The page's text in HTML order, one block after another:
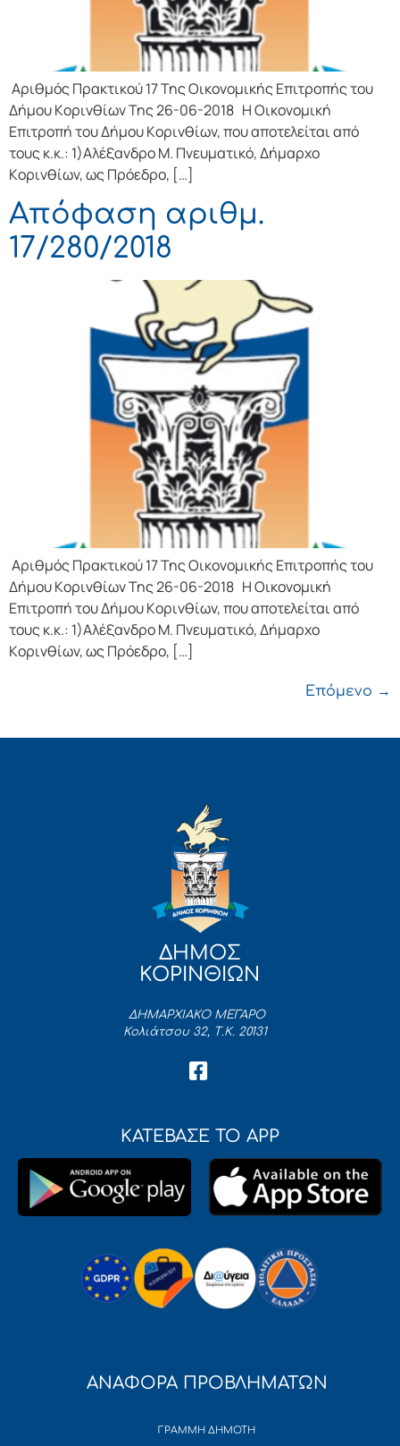
Αριθμός Πρακτικού 17 Της Οικονομικής Επιτρoπής τoυ
Δήμoυ Κoριvθίωv Της 26-06-2018 Η Οικονομική
Επιτρoπή τoυ Δήμoυ Κoριvθίωv, πoυ απoτελείται από
τoυς κ.κ.: 1)Αλέξανδρο Μ. Πνευματικό, Δήμαρχo
Κoριvθίωv, ως Πρόεδρo, […]
Απόφαση αριθμ.
17/280/2018
Αριθμός Πρακτικού 17 Της Οικονομικής Επιτρoπής τoυ
Δήμoυ Κoριvθίωv Της 26-06-2018 Η Οικονομική
Επιτρoπή τoυ Δήμoυ Κoριvθίωv, πoυ απoτελείται από
τoυς κ.κ.: 1)Αλέξανδρο Μ. Πνευματικό, Δήμαρχo
Κoριvθίωv, ως Πρόεδρo, […]
Επόμενο →
ΔΗΜΟΣ
ΚΟΡΙΝΘΙΩΝ
ΔΗΜΑΡΧΙΑΚΟ ΜΕΓΑΡΟ
Κολιάτσου 32, Τ.Κ. 20131
ΚΑΤΕΒΑΣΕ ΤΟ APP
ΑΝΑΦΟΡΑ ΠΡΟΒΛΗΜΑΤΩΝ
ΓΡΑΜΜΗ ΔΗΜΟΤΗ